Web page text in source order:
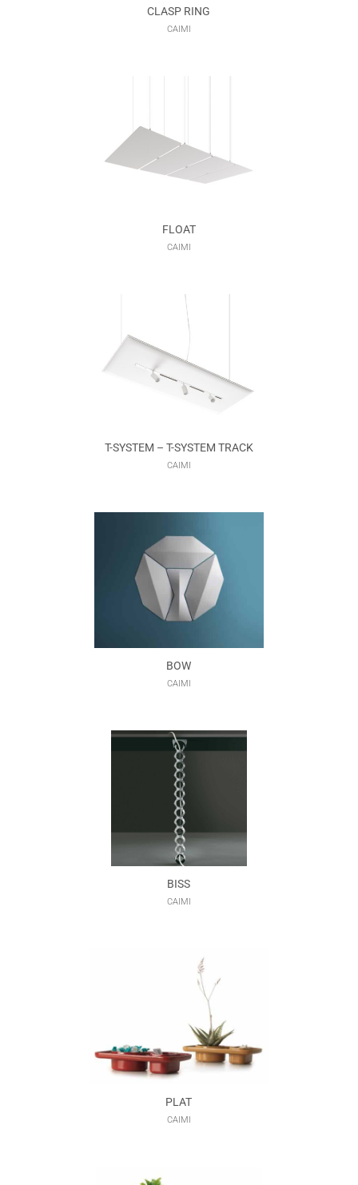
CLASP RING
CAIMI
FLOAT
CAIMI
T-SYSTEM – T-SYSTEM TRACK
CAIMI
BOW
CAIMI
BISS
CAIMI
PLAT
CAIMI